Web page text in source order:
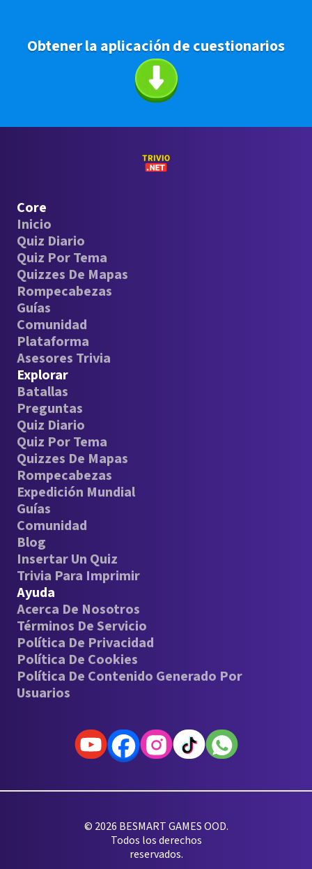
Obtener la aplicación de cuestionarios
Core
Inicio
Quiz Diario
Quiz Por Tema
Quizzes De Mapas
Rompecabezas
Guías
Comunidad
Plataforma
Asesores Trivia
Explorar
Batallas
Preguntas
Quiz Diario
Quiz Por Tema
Quizzes De Mapas
Rompecabezas
Expedición Mundial
Guías
Comunidad
Blog
Insertar Un Quiz
Trivia Para Imprimir
Ayuda
Acerca De Nosotros
Términos De Servicio
Política De Privacidad
Política De Cookies
Política De Contenido Generado Por
Usuarios
© 2026 BESMART GAMES OOD.
Todos los derechos
reservados.